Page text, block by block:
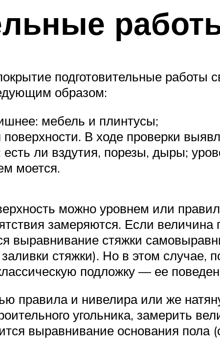
подготовительные
образом:
мебель и плинтусы;
поверхности. В ходе проверки
ли вздутия, порезы, дыры;
моется.
можно уровнем или
замеряются. Если
выравнивание стяжки
стяжки). Но в этом
подложку — ее
правила и нивелира или же
угольника, замерить
выравнивание основания пола